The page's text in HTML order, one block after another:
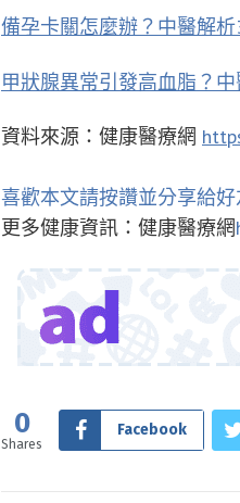
備孕卡關怎麼辦？中醫解
甲狀腺異常引發高血脂？
資料來源：健康醫療網
喜歡本文請按讚並分享給好
更多健康資訊：健康醫療網
0
Shares
Facebook